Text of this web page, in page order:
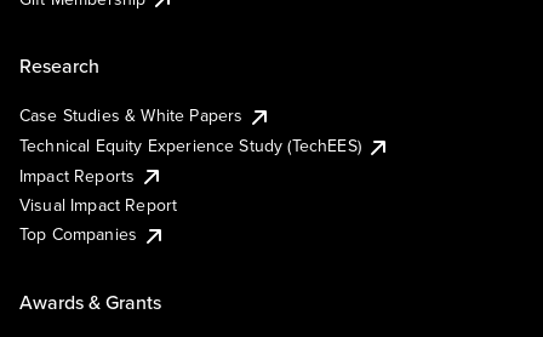
Research
Case Studies & White Papers
Technical Equity Experience Study (TechEES)
Impact Reports
Visual Impact Report
Top Companies
Awards & Grants